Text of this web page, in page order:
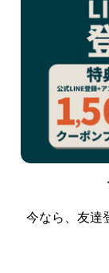
今なら、友達